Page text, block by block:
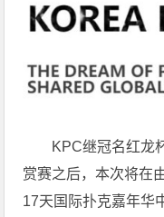
KPC继冠名红龙
赏赛之后，本次将在
17天国际扑克嘉年华